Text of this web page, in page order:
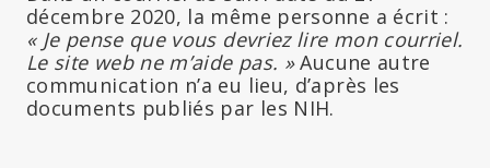
décembre 2020, la même personne a écrit :
« Je pense que vous devriez lire mon courriel.
Le site web ne m’aide pas. »Aucune autre
communication n’a eu lieu, d’après les
documents publiés par les NIH.